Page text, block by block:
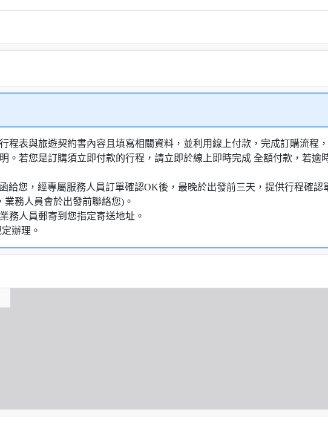
程表與旅遊契約書內容且填寫相關資料，並利用線上付款，完成訂購流程
。若您是訂購須立即付款的行程，請立即於線上即時完成 全額付款，若逾
給您，經專屬服務人員訂單確認OK後，最晚於出發前三天，提供行程確
務人員會於出發前聯絡您)。
務人員郵寄到您指定寄送地址。
辦理。